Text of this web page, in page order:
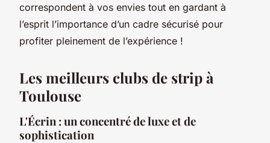
correspondent à vos envies tout en gardant à
l’esprit l’importance d’un cadre sécurisé pour
profiter pleinement de l’expérience !
Les meilleurs clubs de strip à
Toulouse
L'Écrin : un concentré de luxe et de
sophistication